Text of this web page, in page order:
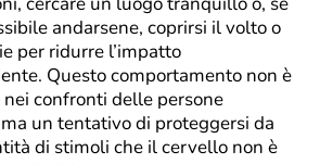
andarsene, coprirsi il volto o
per ridurre l’impatto
Questo comportamento non è
confronti delle persone
un tentativo di proteggersi da
di stimoli che il cervello non è